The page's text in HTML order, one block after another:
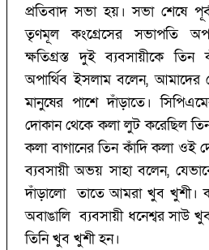
প্রতিবাদ সভা হয়। সভা শেষে
তৃণমূল কংগ্রেসের সভাপতি
ক্ষতিগ্রস্ত দুই ব্যবসায়ীকে
অপার্থিব ইসলাম বলেন, আমাদের
মানুষের পাশে দাঁড়াতে।
দোকান থেকে কলা লুট করেছিল
কলা বাগানের তিন কাঁদি কলা ওই
ব্যবসায়ী অভয় সাহা বলেন,
দাঁড়ালো তাতে আমরা খুব খুশী।
অবাঙালি ব্যবসায়ী ধনেশ্বর সাউ
তিনি খুব খুশী হন।